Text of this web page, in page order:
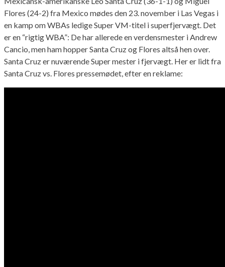
Flores (24-2) fra Mexico mødes den 23. november i Las Vegas i
en kamp om WBAs ledige Super VM-titel i superfjervægt. Det
er en “rigtig WBA”: De har allerede en verdensmester i Andrew
Cancio, men ham hopper Santa Cruz og Flores altså hen over.
Santa Cruz er nuværende Super mester i fjervægt. Her er lidt fra
Santa Cruz vs. Flores pressemødet, efter en reklame: